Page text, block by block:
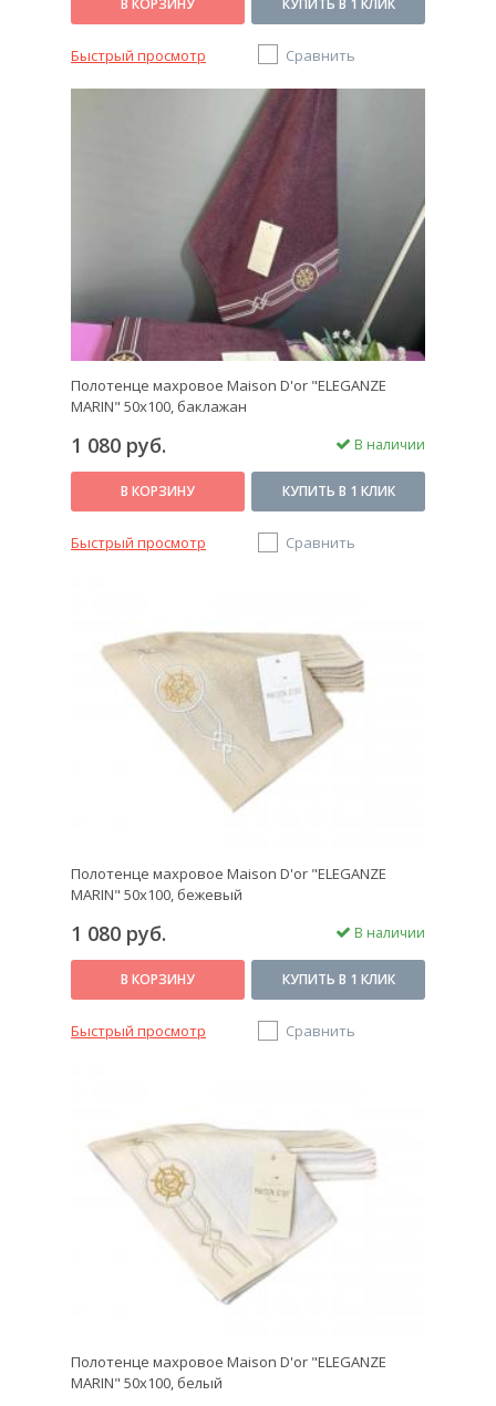
Быстрый просмотр Сравнить
Полотенце махровое Maison D'or "ELEGANZE
MARIN" 50х100, баклажан
1 080 руб. В наличии
В КОРЗИНУ КУПИТЬ В 1 КЛИК
Быстрый просмотр Сравнить
Полотенце махровое Maison D'or "ELEGANZE
MARIN" 50х100, бежевый
1 080 руб. В наличии
В КОРЗИНУ КУПИТЬ В 1 КЛИК
Быстрый просмотр Сравнить
Полотенце махровое Maison D'or "ELEGANZE
MARIN" 50х100, белый